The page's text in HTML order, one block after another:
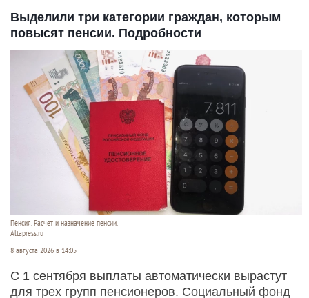
Выделили три категории граждан, которым
повысят пенсии. Подробности
Пенсия. Расчет и назначение пенсии.
Altapress.ru
8 августа 2026 в 14:05
С 1 сентября выплаты автоматически вырастут
для трех групп пенсионеров. Социальный фонд